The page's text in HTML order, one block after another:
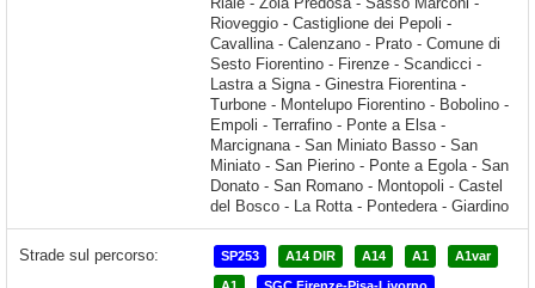
Strade sul percorso: SP253 A14 DIR A14 A1 A1var